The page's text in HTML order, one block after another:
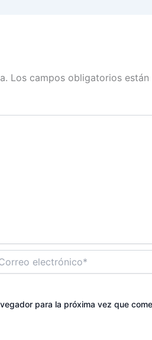
Los campos obligatorios
para la próxima vez que